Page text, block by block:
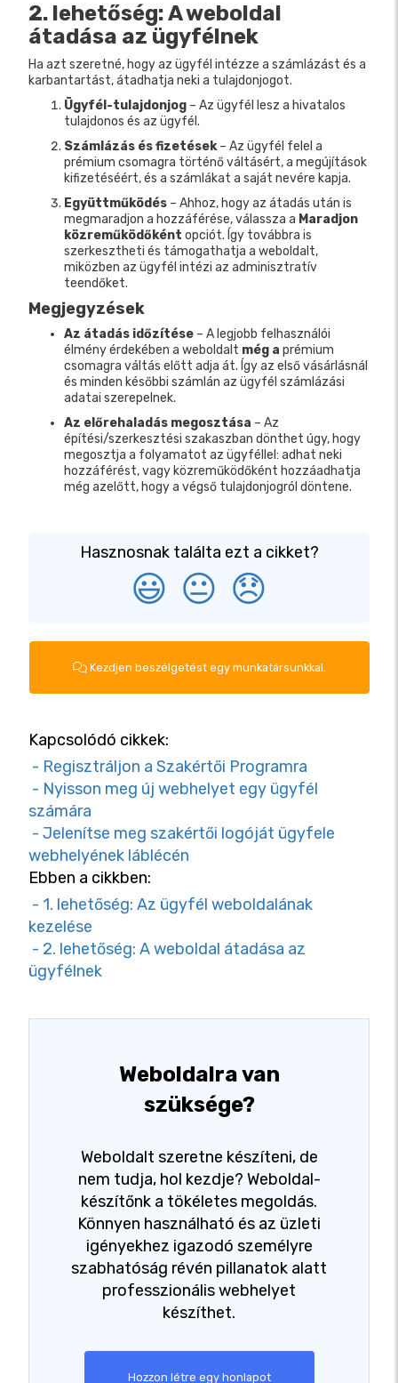
2. lehetőség: A weboldal
átadása az ügyfélnek
Ha azt szeretné, hogy az ügyfél intézze a számlázást és a
karbantartást, átadhatja neki a tulajdonjogot.
Ügyfél-tulajdonjog – Az ügyfél lesz a hivatalos
tulajdonos és az ügyfél.
Számlázás és fizetések– Az ügyfél felel a
prémium csomagra történő váltásért, a megújítások
kifizetéséért, és a számlákat a saját nevére kapja.
Együttműködés – Ahhoz, hogy az átadás után is
megmaradjon a hozzáférése, válassza a Maradjon
közreműködőként opciót. Így továbbra is
szerkesztheti és támogathatja a weboldalt,
miközben az ügyfél intézi az adminisztratív
teendőket.
Megjegyzések
Az átadás időzítése – A legjobb felhasználói
élmény érdekében a weboldalt még a prémium
csomagra váltás előtt adja át. Így az első vásárlásnál
és minden későbbi számlán az ügyfél számlázási
adatai szerepelnek.
Az előrehaladás megosztása – Az
építési/szerkesztési szakaszban dönthet úgy, hogy
megosztja a folyamatot az ügyféllel: adhat neki
hozzáférést, vagy közreműködőként hozzáadhatja
még azelőtt, hogy a végső tulajdonjogról döntene.
Hasznosnak találta ezt a cikket?
😃 😐 😞
Kezdjen beszélgetést egy munkatársunkkal.
Kapcsolódó cikkek:
- Regisztráljon a Szakértői Programra
- Nyisson meg új webhelyet egy ügyfél
számára
- Jelenítse meg szakértői logóját ügyfele
webhelyének láblécén
Ebben a cikkben:
- 1. lehetőség: Az ügyfél weboldalának
kezelése
- 2. lehetőség: A weboldal átadása az
ügyfélnek
Weboldalra van
szüksége?
Weboldalt szeretne készíteni, de
nem tudja, hol kezdje? Weboldal-
készítőnk a tökéletes megoldás.
Könnyen használható és az üzleti
igényekhez igazodó személyre
szabhatóság révén pillanatok alatt
professzionális webhelyet
készíthet.
Hozzon létre egy honlapot